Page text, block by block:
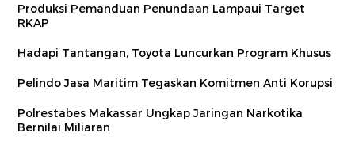
Produksi Pemanduan Penundaan Lampaui Target
RKAP
Hadapi Tantangan, Toyota Luncurkan Program Khusus
Pelindo Jasa Maritim Tegaskan Komitmen Anti Korupsi
Polrestabes Makassar Ungkap Jaringan Narkotika
Bernilai Miliaran